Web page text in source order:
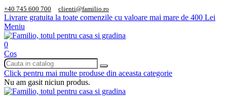
+40 745 600 700 clienti@familio.ro
Livrare gratuita la toate comenzile cu valoare mai mare de 400 Lei
Meniu
0
Cos
Click pentru mai multe produse din aceasta categorie
Nu am gasit niciun produs.